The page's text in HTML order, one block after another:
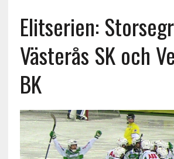
Elitserien:
Västerås SK och
BK